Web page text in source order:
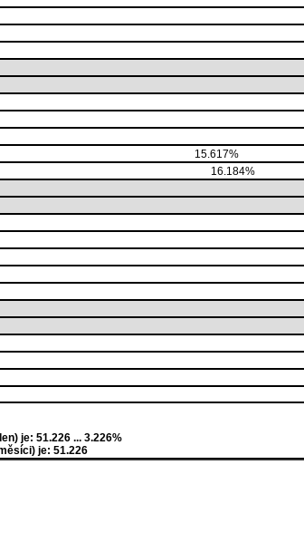
15.617%
16.184%
je: 51.226 ... 3.226%
je: 51.226